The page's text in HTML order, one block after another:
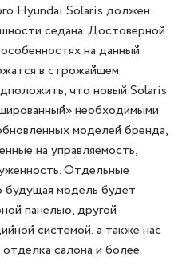
Hyundai Solaris должен
седана. Достоверной
на данный
в строжайшем
что новый Solaris
необходимыми
моделей бренда,
на управляемость,
Отдельные
будущая модель будет
панелью, другой
системой, а также нас
салона и более